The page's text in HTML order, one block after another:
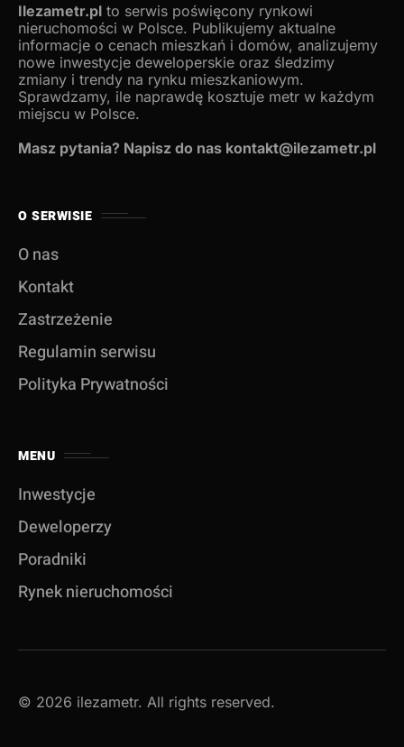
Ilezametr.pl to serwis poświęcony rynkowi
nieruchomości w Polsce. Publikujemy aktualne
informacje o cenach mieszkań i domów, analizujemy
nowe inwestycje deweloperskie oraz śledzimy
zmiany i trendy na rynku mieszkaniowym.
Sprawdzamy, ile naprawdę kosztuje metr w każdym
miejscu w Polsce.
Masz pytania? Napisz do nas kontakt@ilezametr.pl
O SERWISIE
O nas
Kontakt
Zastrzeżenie
Regulamin serwisu
Polityka Prywatności
MENU
Inwestycje
Deweloperzy
Poradniki
Rynek nieruchomości
© 2026 ilezametr. All rights reserved.